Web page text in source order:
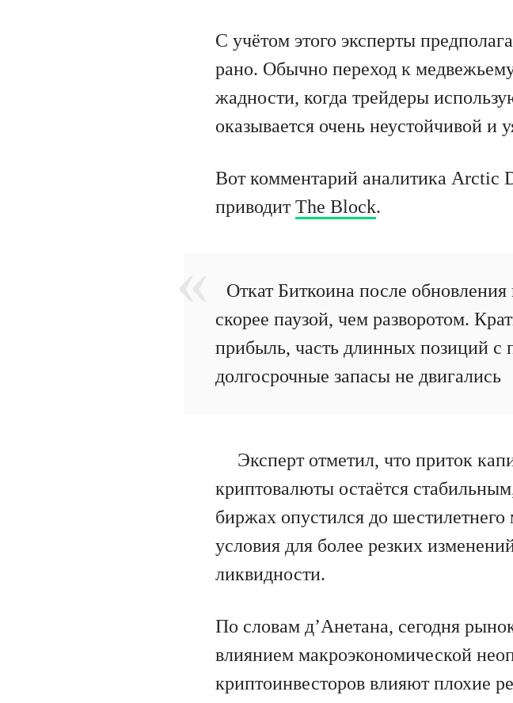
С учётом этого эксперты
рано. Обычно переход к
жадности, когда трейдеры
оказывается очень неустойчивой и
Вот комментарий аналитика Arctic
приводитThe Block.
Откат Биткоина после
скорее паузой, чем разворотом.
прибыль, часть длинных позиций с
долгосрочные запасы не двигались
Эксперт отметил, что приток
криптовалюты остаётся
биржах опустился до
условия для более резких
ликвидности.
По словам д’Анетана, сегодня
влиянием макроэкономической
криптоинвесторов влияют плохие